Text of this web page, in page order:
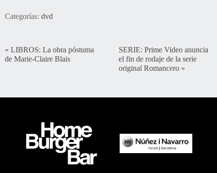
Categorías: dvd
« LIBROS: La obra póstuma
de Marie-Claire Blais
SERIE: Prime Video anuncia
el fin de rodaje de la serie
original Romancero »